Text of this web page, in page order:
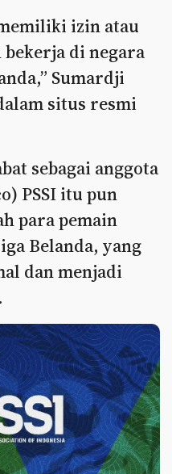
izin atau
di negara
Sumardji
situs resmi
sebagai anggota
PSSI itu pun
para pemain
Belanda, yang
dan menjadi